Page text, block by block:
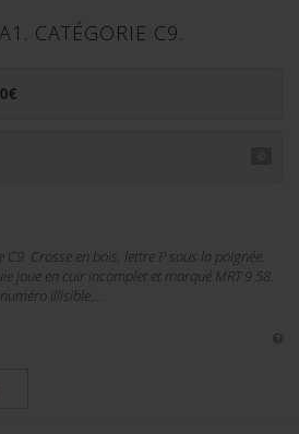
CATÉGORIE C9.
€
Crosse en bois, lettre P sous la poignée.
joue en cuir incomplet et marqué MRT 9 58.
illisible....